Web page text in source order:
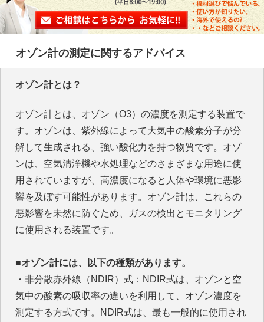
オゾン計の測定に関するアドバイス
オゾン計とは？
オゾン計とは、オゾン（O3）の濃度を測定する装置で
す。オゾンは、紫外線によって大気中の酸素分子が分
解して生成される、強い酸化力を持つ物質です。オゾ
ンは、空気清浄機や水処理などのさまざまな用途に使
用されていますが、高濃度になると人体や環境に悪影
響を及ぼす可能性があります。オゾン計は、これらの
悪影響を未然に防ぐため、ガスの検出とモニタリング
に使用される装置です。
■オゾン計には、以下の種類があります。
・非分散赤外線（NDIR）式：NDIR式は、オゾンと空
気中の酸素の吸収率の違いを利用して、オゾン濃度を
測定する方式です。NDIR式は、最も一般的に使用され